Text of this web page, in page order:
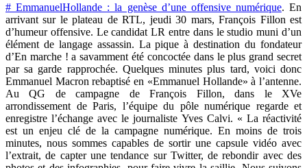
# EmmanuelHollande : la genèse d’une offensive numérique. En
arrivant sur le plateau de RTL, jeudi 30 mars, François Fillon est
d’humeur offensive. Le candidat LR entre dans le studio muni d’un
élément de langage assassin. La pique à destination du fondateur
d’En marche ! a savamment été concoctée dans le plus grand secret
par sa garde rapprochée. Quelques minutes plus tard, voici donc
Emmanuel Macron rebaptisé en «Emmanuel Hollande» à l’antenne.
Au QG de campagne de François Fillon, dans le XVe
arrondissement de Paris, l’équipe du pôle numérique regarde et
enregistre l’échange avec le journaliste Yves Calvi. « La réactivité
est un enjeu clé de la campagne numérique. En moins de trois
minutes, nous sommes capables de sortir une capsule vidéo avec
l’extrait, de capter une tendance sur Twitter, de rebondir avec des